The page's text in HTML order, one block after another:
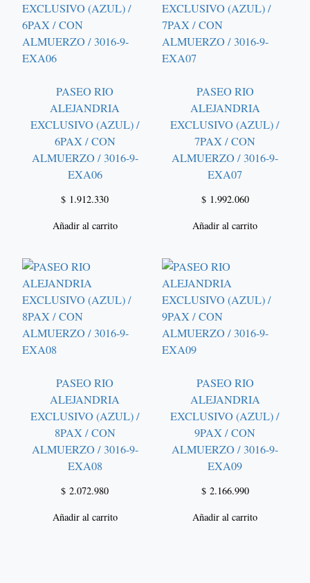
PASEO RIO
ALEJANDRIA
EXCLUSIVO (AZUL) /
6PAX / CON
ALMUERZO / 3016-9-
EXA06
$ 1.912.330
Añadir al carrito
PASEO RIO
ALEJANDRIA
EXCLUSIVO (AZUL) /
7PAX / CON
ALMUERZO / 3016-9-
EXA07
$1.992.060
Añadir al carrito
PASEO RIO
ALEJANDRIA
EXCLUSIVO (AZUL) /
8PAX / CON
ALMUERZO / 3016-9-
EXA08
$ 2.072.980
Añadir al carrito
PASEO RIO
ALEJANDRIA
EXCLUSIVO (AZUL) /
9PAX / CON
ALMUERZO / 3016-9-
EXA09
$2.166.990
Añadir al carrito